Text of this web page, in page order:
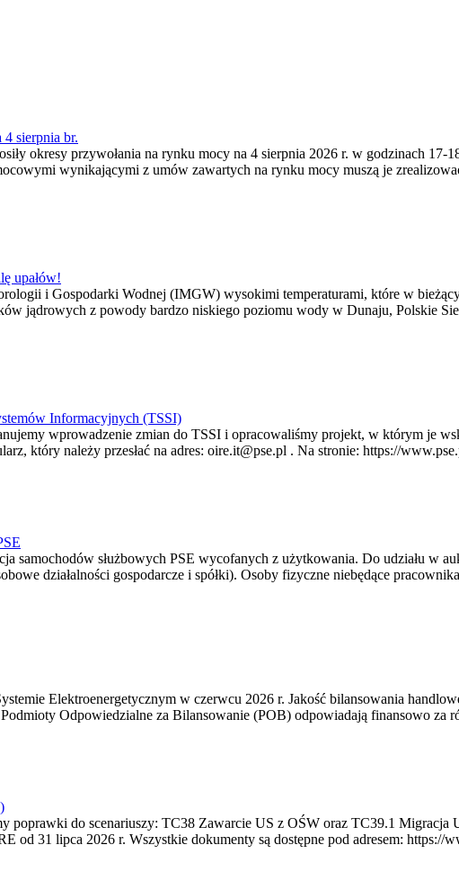
4 sierpnia br.
okresy przywołania na rynku mocy na 4 sierpnia 2026 r. w godzinach 17-
wynikającymi z umów zawartych na rynku mocy muszą je
upałów!
i Gospodarki Wodnej (IMGW) wysokimi temperaturami, które w
jądrowych z powody bardzo niskiego poziomu wody w Dunaju, Polskie
Informacyjnych (TSSI)
wprowadzenie zmian do TSSI i opracowaliśmy projekt, w którym je
który należy przesłać na adres: oire.it@pse.pl . Na stronie: https://
samochodów służbowych PSE wycofanych z użytkowania. Do udziału w
działalności gospodarcze i spółki). Osoby fizyczne niebędące
Elektroenergetycznym w czerwcu 2026 r. Jakość bilansowania
Odpowiedzialne za Bilansowanie (POB) odpowiadają finansowo za
poprawki do scenariuszy: TC38 Zawarcie US z OŚW oraz TC39.1
od 31 lipca 2026 r. Wszystkie dokumenty są dostępne pod adresem: https://